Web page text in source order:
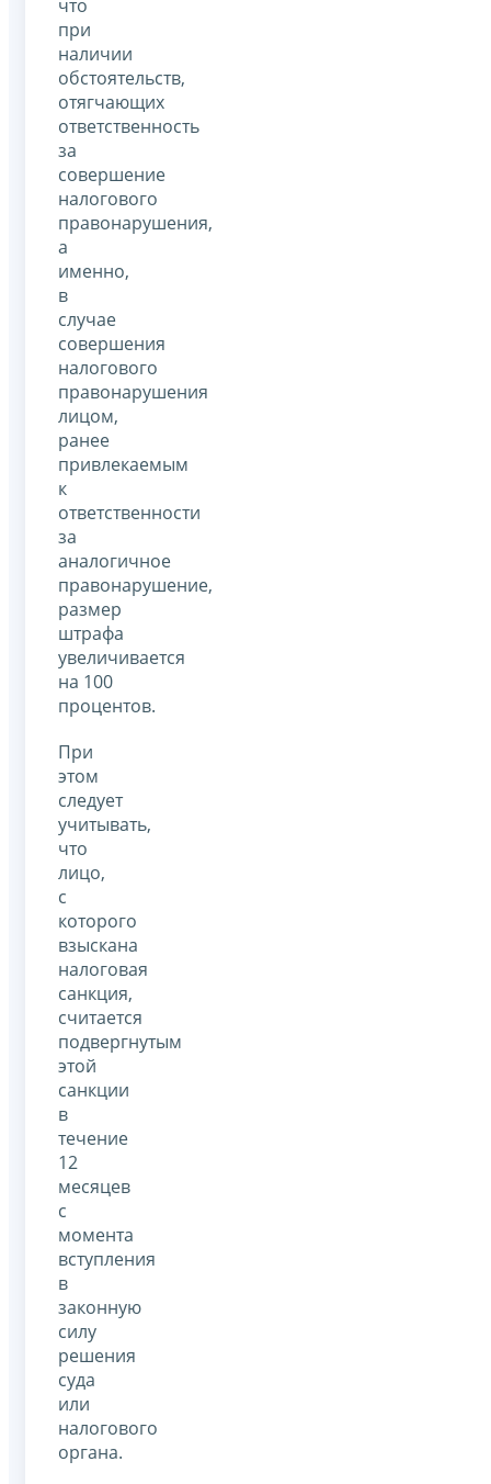
что
при
наличии
обстоятельств,
отягчающих
ответственность
за
совершение
налогового
правонарушения,
а
именно,
в
случае
совершения
налогового
правонарушения
лицом,
ранее
привлекаемым
к
ответственности
за
аналогичное
правонарушение,
размер
штрафа
увеличивается
на 100
процентов.
При
этом
следует
учитывать,
что
лицо,
с
которого
взыскана
налоговая
санкция,
считается
подвергнутым
этой
санкции
в
течение
12
месяцев
с
момента
вступления
в
законную
силу
решения
суда
или
налогового
органа.